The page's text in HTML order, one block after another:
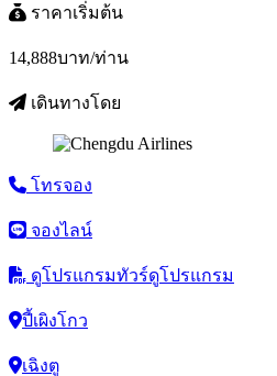
ราคาเริ่มต้น
14,888บาท/ท่าน
เดินทางโดย
โทรจอง
จองไลน์
ดูโปรแกรมทัวร์ดูโปรแกรม
ปี้เผิงโกว
เฉิงตู